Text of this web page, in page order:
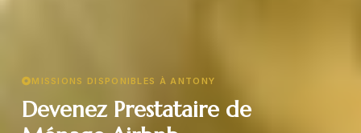
MISSIONS DISPONIBLES À ANTONY
Devenez Prestataire de